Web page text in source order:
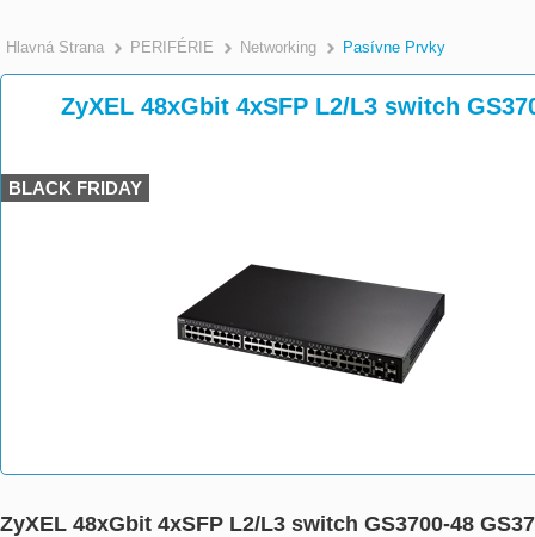
Hlavná Strana >
PERIFÉRIE >
Networking >
Pasívne Prvky
ZyXEL 48xGbit 4xSFP L2/L3 switch
BLACK FRIDAY
ZyXEL 48xGbit 4xSFP L2/L3 switch GS3700-48